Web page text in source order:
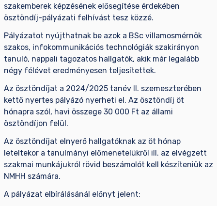
szakemberek képzésének elősegítése érdekében
ösztöndíj-pályázati felhívást tesz közzé.
Pályázatot nyújthatnak be azok a BSc villamosmérnök
szakos, infokommunikációs technológiák szakirányon
tanuló, nappali tagozatos hallgatók, akik már legalább
négy félévet eredményesen teljesítettek.
Az ösztöndíjat a 2024/2025 tanév II. szemeszterében
kettő nyertes pályázó nyerheti el. Az ösztöndíj öt
hónapra szól, havi összege 30 000 Ft az állami
ösztöndíjon felül.
Az ösztöndíjat elnyerő hallgatóknak az öt hónap
leteltekor a tanulmányi előmenetelükről ill. az elvégzett
szakmai munkájukról rövid beszámolót kell készíteniük az
NMHH számára.
A pályázat elbírálásánál előnyt jelent: